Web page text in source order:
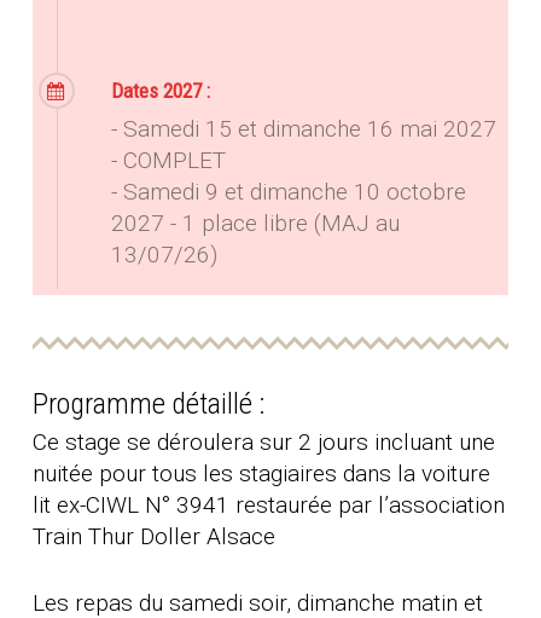
Dates 2027 :
- Samedi 15 et dimanche 16 mai 2027
- COMPLET
- Samedi 9 et dimanche 10 octobre
2027 - 1 place libre (MAJ au
13/07/26)
Programme détaillé :
Ce stage se déroulera sur 2 jours incluant une
nuitée pour tous les stagiaires dans la voiture
lit ex-CIWL N° 3941 restaurée par l’association
Train Thur Doller Alsace
Les repas du samedi soir, dimanche matin et